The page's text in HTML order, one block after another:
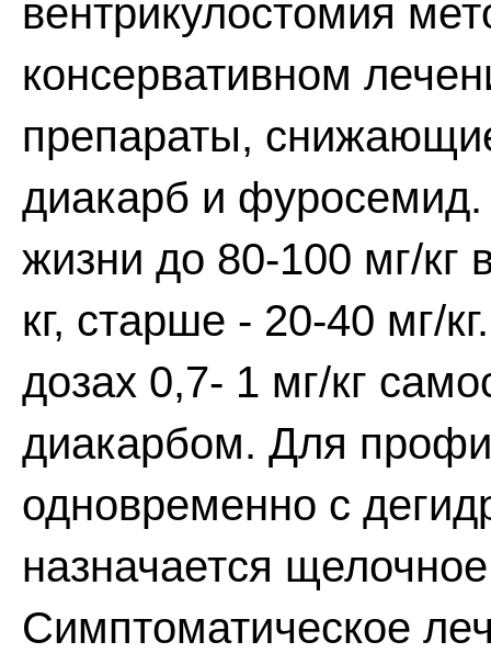
вентрикулостомия
консервативном
препараты,
диакарб и фуросемид.
жизни до 80-100 мг/кг
кг, старше - 20-40 мг/
дозах 0,7- 1 мг/кг
диакарбом. Для
одновременно с
назначается
Симптоматическое